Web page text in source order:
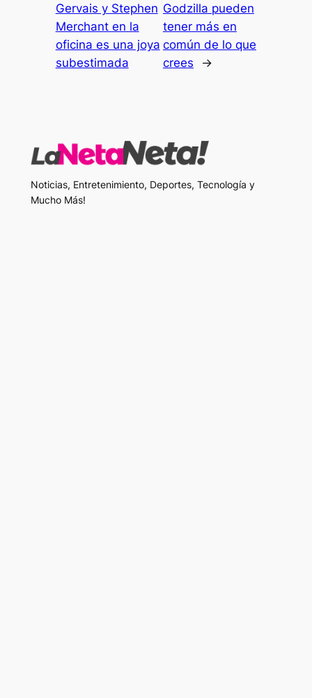
Gervais y Stephen
Merchant en la
oficina es una joya
subestimada
Godzilla pueden
tener más en
común de lo que
crees
→
Noticias, Entretenimiento, Deportes, Tecnología y
Mucho Más!